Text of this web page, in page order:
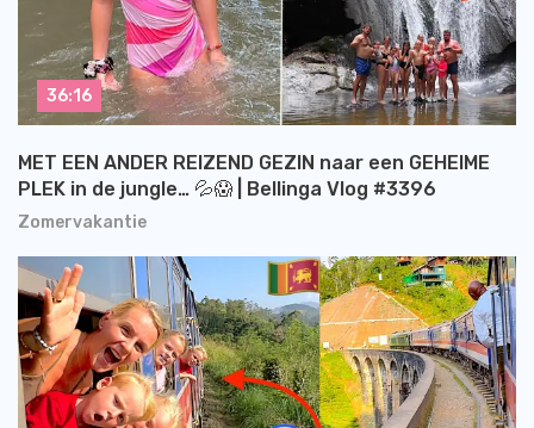
Zomervakantie
MET EEN ANDER REIZEND GEZIN naar een GEHEIME
PLEK in de jungle… 💦😱 | Bellinga Vlog #3396
36:16